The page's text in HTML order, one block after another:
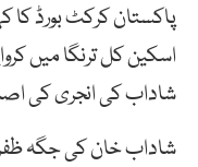
پاکستان کرکٹ بورڈ کا
اسکین کل ترنگا میں
شاداب کی انجری کی
شاداب خان کی جگہ